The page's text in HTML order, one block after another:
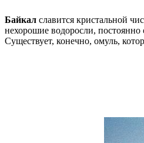
Байкал славится кристальной
нехорошие водоросли,
Существует, конечно, омуль,